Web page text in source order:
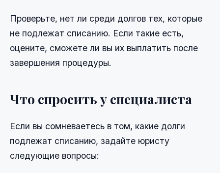
Проверьте, нет ли среди долгов тех, которые
не подлежат списанию. Если такие есть,
оцените, сможете ли вы их выплатить после
завершения процедуры.
Что спросить у специалиста
Если вы сомневаетесь в том, какие долги
подлежат списанию, задайте юристу
следующие вопросы: